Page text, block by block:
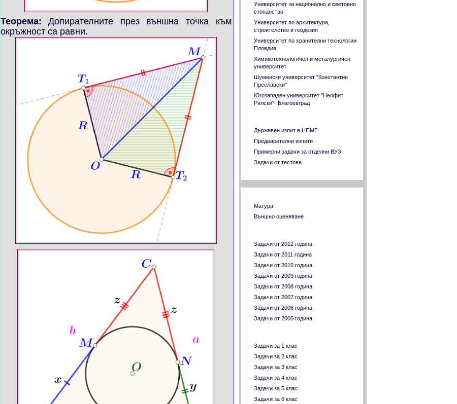
Теорема: Допирателните през външна точка към
окръжност са равни.
Университет за национално и световно
стопанство
Университет по архитектура,
строителство и геодезия
Университет по хранителни технологии
Пловдив
Химикотехнологичен и металургичен
университет
Шуменски университет "Константин
Преславски"
Югозападен университет "Неофит
Рилски"- Благоевград
Държавен изпит в НПМГ
Предварителни изпити
Примерни задачи за отделни ВУЗ
Задачи от тестове
Матура
Външно оценяване
Задачи от 2012 година
Задачи от 2011 година
Задачи от 2010 година
Задачи от 2009 година
Задачи от 2008 година
Задачи от 2007 година
Задачи от 2006 година
Задачи от 2005 година
Задачи за 1 клас
Задачи за 2 клас
Задачи за 3 клас
Задачи за 4 клас
Задачи за 5 клас
Задачи за 6 клас